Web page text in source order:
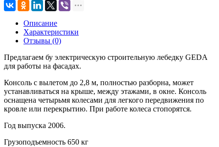
Описание
Характеристики
Отзывы (0)
Предлагаем бу электрическую строительную лебедку GEDA
для работы на фасадах.
Консоль с вылетом до 2,8 м, полностью разборна, может
устанавливаться на крыше, между этажами, в окне. Консоль
оснащена четырьмя колесами для легкого передвижения по
кровле или перекрытию. При работе колеса стопорятся.
Год выпуска 2006.
Грузоподъемность 650 кг